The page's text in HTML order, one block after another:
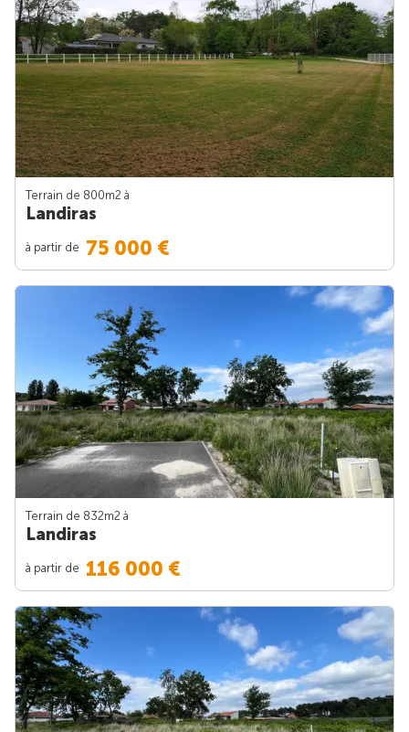
Terrain de 800m2 à
Landiras
à partir de 75 000 €
Terrain de 832m2 à
Landiras
à partir de 116 000 €